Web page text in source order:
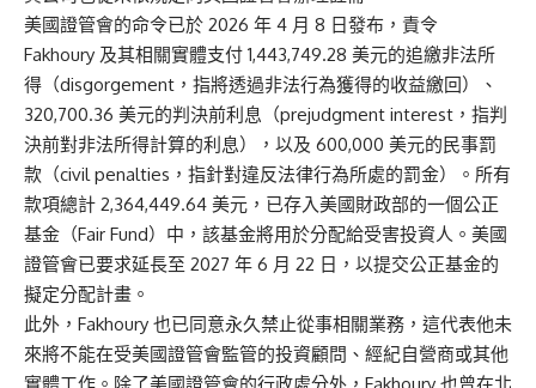
美國證管會的命令已於 2026 年 4 月 8 日發布，責令
Fakhoury 及其相關實體支付 1,443,749.28 美元的追繳非法所
得（disgorgement，指將透過非法行為獲得的收益繳回）、
320,700.36 美元的判決前利息（prejudgment interest，指判
決前對非法所得計算的利息），以及 600,000 美元的民事罰
款（civil penalties，指針對違反法律行為所處的罰金）。所有
款項總計 2,364,449.64 美元，已存入美國財政部的一個公正
基金（Fair Fund）中，該基金將用於分配給受害投資人。美國
證管會已要求延長至 2027 年 6 月 22 日，以提交公正基金的
擬定分配計畫。
此外，Fakhoury 也已同意永久禁止從事相關業務，這代表他未
來將不能在受美國證管會監管的投資顧問、經紀自營商或其他